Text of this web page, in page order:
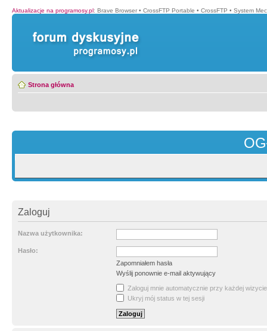
Aktualizacje na programosy.pl: Brave Browser • CrossFTP Portable • CrossFTP • System
Strona główna
Zaloguj
Nazwa użytkownika:
Hasło:
Zapomniałem hasła
Wyślij ponownie e-mail aktywujący
Zaloguj mnie automatycznie przy każdej wizycie
Ukryj mój status w tej sesji